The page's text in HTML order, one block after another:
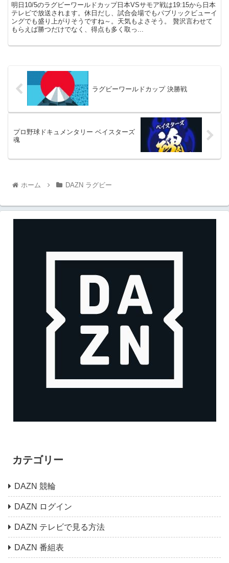
明日10/5のラグビーワールドカップ日本VSサモア戦は19:15から日本
テレビで放送されます。休日だし、試合会場でもパブリックビューイ
ングでも盛り上がりそうですね～。天気もよさそう。 贅沢言わせて
もらえば勝つだけでなく、得点も多く取っ...
ラグビーワールドカップ 決勝戦
プロ野球ドキュメンタリー ベイスターズ
魂
ホーム DAZN ラグビー
カテゴリー
DAZN 競輪
DAZN ログイン
DAZN テレビで見る方法
DAZN 番組表